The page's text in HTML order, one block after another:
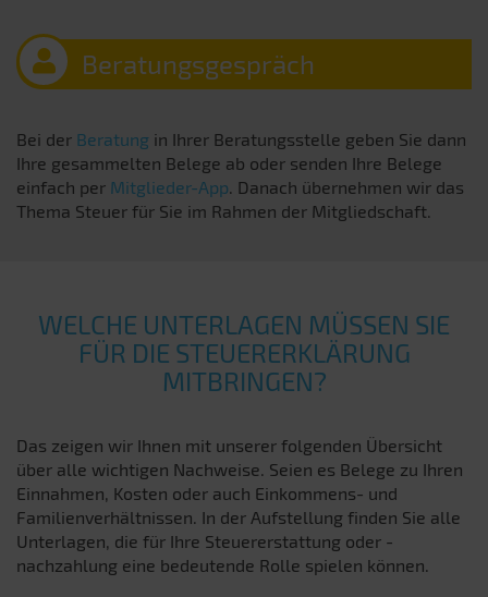
Beratungsgespräch
Bei der Beratung in Ihrer Beratungsstelle geben Sie dann
Ihre gesammelten Belege ab oder senden Ihre Belege
einfach per Mitglieder-App. Danach übernehmen wir das
Thema Steuer für Sie im Rahmen der Mitgliedschaft.
WELCHE UNTERLAGEN MÜSSEN SIE
FÜR DIE STEUERERKLÄRUNG
MITBRINGEN?
Das zeigen wir Ihnen mit unserer folgenden Übersicht
über alle wichtigen Nachweise. Seien es Belege zu Ihren
Einnahmen, Kosten oder auch Einkommens- und
Familienverhältnissen. In der Aufstellung finden Sie alle
Unterlagen, die für Ihre Steuererstattung oder -
nachzahlung eine bedeutende Rolle spielen können.